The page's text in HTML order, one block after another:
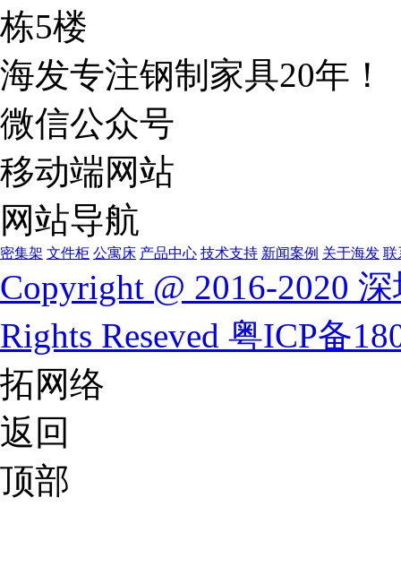
栋5楼
海发专注钢制家具20年！
微信公众号
移动端网站
网站导航
密集架 文件柜 公寓床 产品中心 技术支持 新闻案例 关于海发 联
Copyright @ 2016-2020
Rights Reseved 粤ICP备
拓网络
返回
顶部